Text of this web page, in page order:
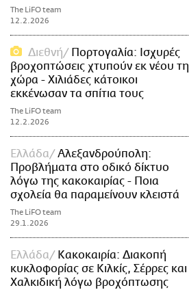
The LiFO team
12.2.2026
Διεθνή
Πορτογαλία: Ισχυρές
βροχοπτώσεις χτυπούν εκ νέου τη
χώρα - Χιλιάδες κάτοικοι
εκκένωσαν τα σπίτια τους
The LiFO team
12.2.2026
Ελλάδα
Αλεξανδρούπολη:
Προβλήματα στο οδικό δίκτυο
λόγω της κακοκαιρίας - Ποια
σχολεία θα παραμείνουν κλειστά
The LiFO team
29.1.2026
Ελλάδα
Κακοκαιρία: Διακοπή
κυκλοφορίας σε Κιλκίς, Σέρρες και
Χαλκιδική λόγω βροχόπτωσης